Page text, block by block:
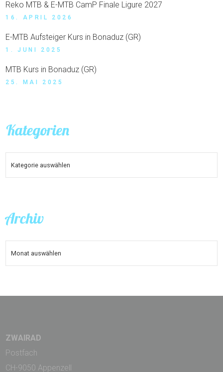
Reko MTB & E-MTB CamP Finale Ligure 2027
16. APRIL 2026
E-MTB Aufsteiger Kurs in Bonaduz (GR)
1. JUNI 2025
MTB Kurs in Bonaduz (GR)
25. MAI 2025
Kategorien
KATEGORIEN
Archiv
ARCHIV
ZWAIRAD
Postfach
CH-9050 Appenzell